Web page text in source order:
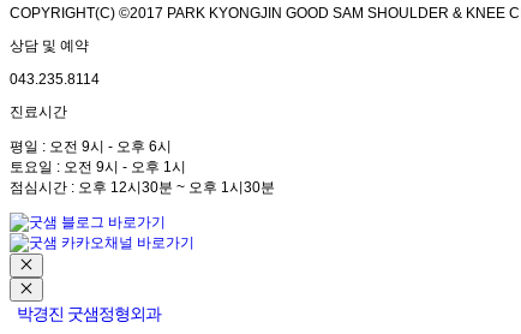
COPYRIGHT(C) ©2017 PARK KYONGJIN GOOD SAM SHOULDER & KNEE
상담 및 예약
043.235.8114
진료시간
평일 : 오전 9시 - 오후 6시
토요일 : 오전 9시 - 오후 1시
점심시간 : 오후 12시30분 ~ 오후 1시30분
박경진 굿샘정형외과